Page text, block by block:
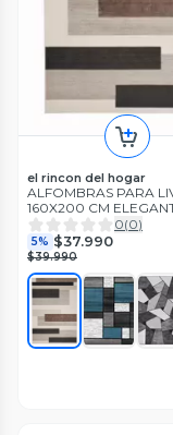
el rincon del hogar
ALFOMBRAS PARA
160X200 CM
DISEÑOS MODERNOS
0(0)
5% $37.990
$39.990